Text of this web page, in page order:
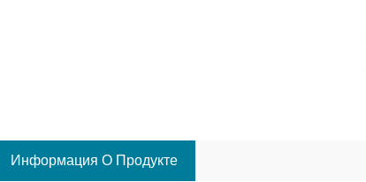
Информация О Продукте